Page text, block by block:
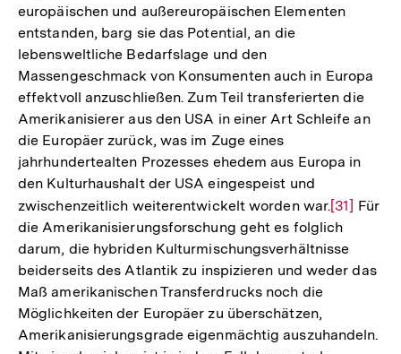
europäischen und außereuropäischen Elementen
entstanden, barg sie das Potential, an die
lebensweltliche Bedarfslage und den
Massengeschmack von Konsumenten auch in Europa
effektvoll anzuschließen. Zum Teil transferierten die
Amerikanisierer aus den USA in einer Art Schleife an
die Europäer zurück, was im Zuge eines
jahrhundertealten Prozesses ehedem aus Europa in
den Kulturhaushalt der USA eingespeist und
zwischenzeitlich weiterentwickelt worden war.Zur
Auflösung
der
Fußnote
[31] Für
die Amerikanisierungsforschung geht es folglich
darum, die hybriden Kulturmischungsverhältnisse
beiderseits des Atlantik zu inspizieren und weder das
Maß amerikanischen Transferdrucks noch die
Möglichkeiten der Europäer zu überschätzen,
Amerikanisierungsgrade eigenmächtig auszuhandeln.